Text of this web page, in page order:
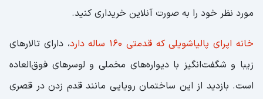
مورد نظر خود را به صورت آنلاین خریداری کنید.
خانه اپرای پالیاشویلی که قدمتی 160 ساله دارد
، دارای تالارهای
زیبا و شگفت‌انگیز با دیواره‌های مخملی و لوسرهای فوق‌العاده
است. بازدید از این ساختمان رویایی مانند قدم زدن در قصری